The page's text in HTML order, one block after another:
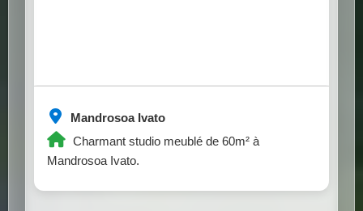
Mandrosoa Ivato
Charmant studio meublé de 60m² à
Mandrosoa Ivato.